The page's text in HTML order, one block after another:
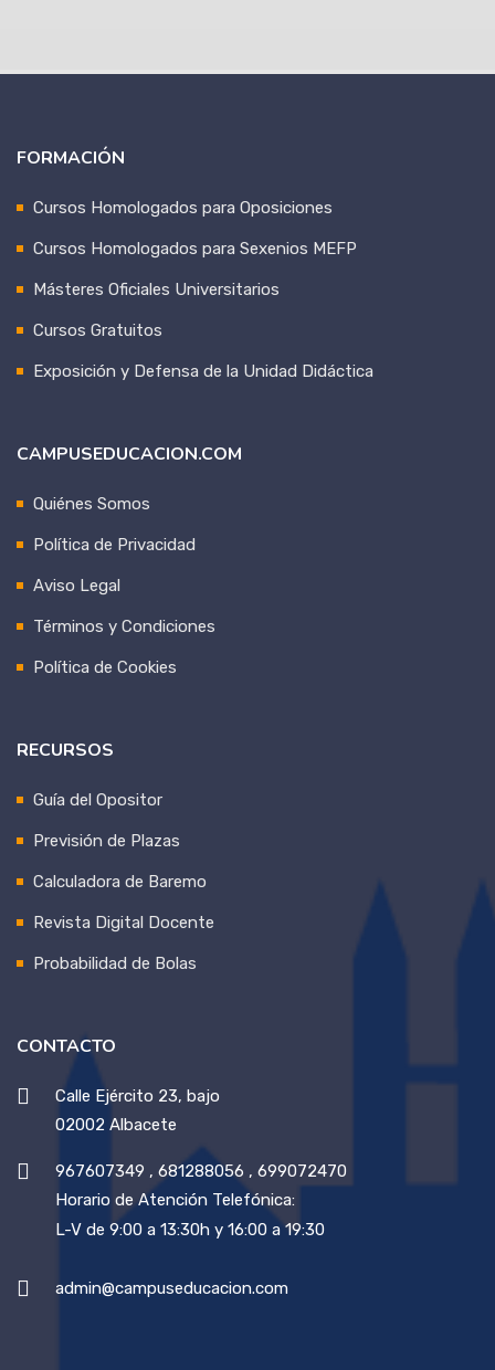
FORMACIÓN
Cursos Homologados para Oposiciones
Cursos Homologados para Sexenios MEFP
Másteres Oficiales Universitarios
Cursos Gratuitos
Exposición y Defensa de la Unidad Didáctica
CAMPUSEDUCACION.COM
Quiénes Somos
Política de Privacidad
Aviso Legal
Términos y Condiciones
Política de Cookies
RECURSOS
Guía del Opositor
Previsión de Plazas
Calculadora de Baremo
Revista Digital Docente
Probabilidad de Bolas
CONTACTO
Calle Ejército 23, bajo
02002 Albacete
967607349 , 681288056 , 699072470
Horario de Atención Telefónica:
L-V de 9:00 a 13:30h y 16:00 a 19:30
admin@campuseducacion.com